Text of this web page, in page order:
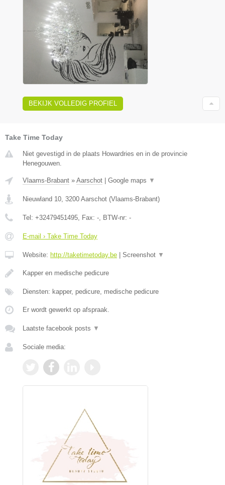
BEKIJK VOLLEDIG PROFIEL
Take Time Today
Niet gevestigd in de plaats Howardries en in de provincie
Henegouwen.
Vlaams-Brabant » Aarschot Google maps ▼
Nieuwland 10, 3200 Aarschot (Vlaams-Brabant)
Tel: +32479451495, Fax: -, BTW-nr: -
E-mail › Take Time Today
Website: http://taketimetoday.be Screenshot ▼
Kapper en medische pedicure
Diensten: kapper, pedicure, medische pedicure
Er wordt gewerkt op afspraak.
Laatste facebook posts ▼
Sociale media: